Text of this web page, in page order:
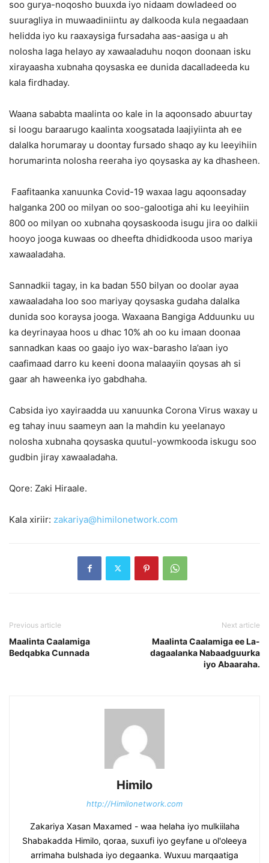
soo gurya-noqosho buuxda iyo nidaam dowladeed oo
suuragliya in muwaadiniintu ay dalkooda kula negaadaan
helidda iyo ku raaxaysiga fursadaha aas-aasiga u ah
nolosha laga helayo ay xawaaladuhu noqon doonaan isku
xirayaasha xubnaha qoysaska ee dunida dacalladeeda ku
kala firdhaday.
Waana sababta maalinta oo kale in la aqoonsado abuurtay
si loogu baraarugo kaalinta xoogsatada laajiyiinta ah ee
dalalka horumaray u doontay fursado shaqo ay ku leeyihiin
horumarinta nolosha reeraha iyo qoysaska ay ka dhasheen.
Faafitaanka xanuunka Covid-19 waxaa lagu aqoonsaday
halganka 200 oo milyan oo soo-galootiga ahi ku leeyihiin
800 oo milyan oo xubnaha qoysaskooda isugu jira oo dalkii
hooyo jooga kuwaas oo dheefta dhididkooda usoo mariya
xawaaladaha.
Sannadkii tagay, in ka badan 550 bilyan oo doolar ayaa
xawaaladaha loo soo mariyay qoysaska gudaha dalalka
dunida soo koraysa jooga. Waxaana Bangiga Adduunku uu
ka deyrinayaa hoos u dhac 10% ah oo ku imaan doonaa
sannadkan kaas oo gaajo iyo wax-barasho la’aan iyo
caafimaad darro ku keeni doona malaayiin qoysas ah si
gaar ah haweenka iyo gabdhaha.
Cabsida iyo xayiraadda uu xanuunka Corona Virus waxay u
eg tahay inuu saameyn aan la mahdin ku yeelanayo
nolosha xubnaha qoysaska quutul-yowmkooda iskugu soo
gudbin jiray xawaaladaha.
Qore: Zaki Hiraale.
Kala xiriir: zakariya@himilonetwork.com
Previous article
Maalinta Caalamiga
Bedqabka Cunnada
Next article
Maalinta Caalamiga ee La-
dagaalanka Nabaadguurka
iyo Abaaraha.
Himilo
http://Himilonetwork.com
Zakariya Xasan Maxamed - waa helaha iyo mulkiilaha
Shabakadda Himilo, qoraa, suxufi iyo geyfane u ol'oleeya
arrimaha bulshada iyo degaanka. Wuxuu marqaatiga